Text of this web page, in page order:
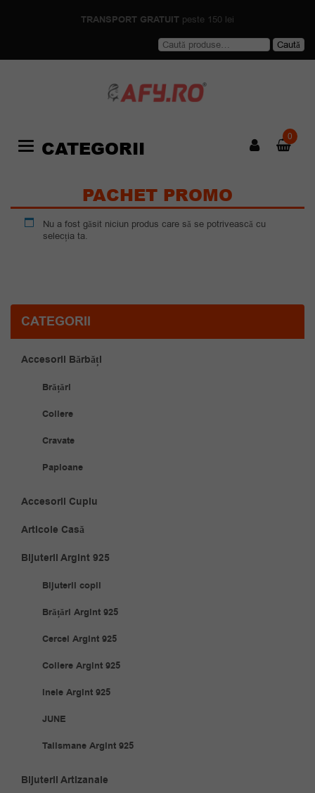
TRANSPORT GRATUIT peste 150 lei
Caută
Caută
Categories
CATEGORII 0
PACHET PROMO
Nu a fost găsit niciun produs care să se potrivească cu
selecția ta.
CATEGORII
Accesorii Bărbăți
Brățări
Coliere
Cravate
Papioane
Accesorii Cuplu
Articole Casă
Bijuterii Argint 925
Bijuterii copii
Brățări Argint 925
Cercei Argint 925
Coliere Argint 925
Inele Argint 925
JUNE
Talismane Argint 925
Bijuterii Artizanale